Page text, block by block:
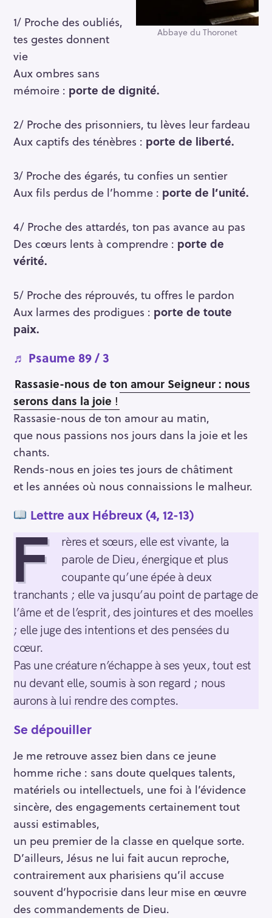
Abbaye du Thoronet
1/ Proche des oubliés,
tes gestes donnent
vie
Aux ombres sans
mémoire : porte de dignité.
2/ Proche des prisonniers, tu lèves leur fardeau
Aux captifs des ténèbres : porte de liberté.
3/ Proche des égarés, tu confies un sentier
Aux fils perdus de l’homme : porte de l’unité.
4/ Proche des attardés, ton pas avance au pas
Des cœurs lents à comprendre : porte de
vérité.
5/ Proche des réprouvés, tu offres le pardon
Aux larmes des prodigues : porte de toute
paix.
♬ Psaume 89 / 3
Rassasie-nous de ton amour Seigneur : nous
serons dans la joie !
Rassasie-nous de ton amour au matin,
que nous passions nos jours dans la joie et les
chants.
Rends-nous en joies tes jours de châtiment
et les années où nous connaissions le malheur.
Lettre aux Hébreux (4, 12-13)
F
rères et sœurs, elle est vivante, la
parole de Dieu, énergique et plus
coupante qu’une épée à deux
tranchants ; elle va jusqu’au point de partage de
l’âme et de l’esprit, des jointures et des moelles
; elle juge des intentions et des pensées du
cœur.
Pas une créature n’échappe à ses yeux, tout est
nu devant elle, soumis à son regard ; nous
aurons à lui rendre des comptes.
Se dépouiller
Je me retrouve assez bien dans ce jeune
homme riche : sans doute quelques talents,
matériels ou intellectuels, une foi à l’évidence
sincère, des engagements certainement tout
aussi estimables,
un peu premier de la classe en quelque sorte.
D’ailleurs, Jésus ne lui fait aucun reproche,
contrairement aux pharisiens qu’il accuse
souvent d’hypocrisie dans leur mise en œuvre
des commandements de Dieu.